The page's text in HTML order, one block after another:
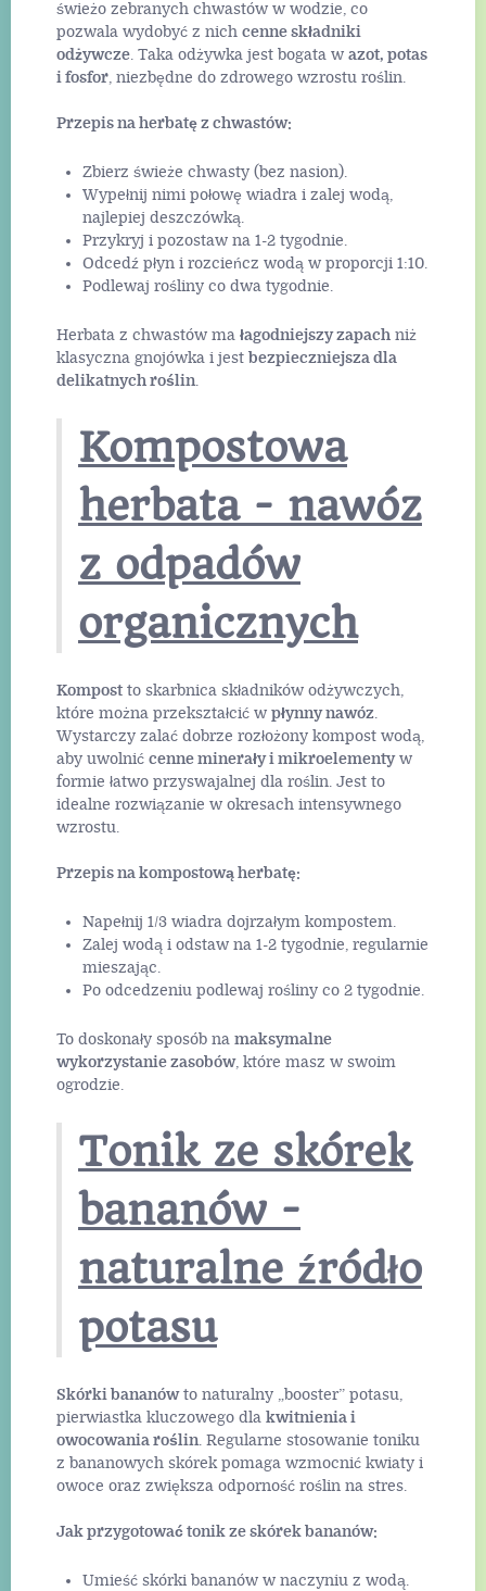
świeżo zebranych chwastów w wodzie, co
pozwala wydobyć z nich cenne składniki
odżywcze. Taka odżywka jest bogata w azot, potas
i fosfor, niezbędne do zdrowego wzrostu roślin.
Przepis na herbatę z chwastów:
Zbierz świeże chwasty (bez nasion).
Wypełnij nimi połowę wiadra i zalej wodą,
najlepiej deszczówką.
Przykryj i pozostaw na 1-2 tygodnie.
Odcedź płyn i rozcieńcz wodą w proporcji 1:10.
Podlewaj rośliny co dwa tygodnie.
Herbata z chwastów ma łagodniejszy zapach niż
klasyczna gnojówka i jest bezpieczniejsza dla
delikatnych roślin.
Kompostowa
herbata - nawóz
z odpadów
organicznych
Kompost to skarbnica składników odżywczych,
które można przekształcić w płynny nawóz.
Wystarczy zalać dobrze rozłożony kompost wodą,
aby uwolnić cenne minerały i mikroelementyw
formie łatwo przyswajalnej dla roślin. Jest to
idealne rozwiązanie w okresach intensywnego
wzrostu.
Przepis na kompostową herbatę:
Napełnij 1/3 wiadra dojrzałym kompostem.
Zalej wodą i odstaw na 1-2 tygodnie, regularnie
mieszając.
Po odcedzeniu podlewaj rośliny co 2 tygodnie.
To doskonały sposób na maksymalne
wykorzystanie zasobów, które masz w swoim
ogrodzie.
Tonik ze skórek
bananów -
naturalne źródło
potasu
Skórki bananówto naturalny „booster” potasu,
pierwiastka kluczowego dla kwitnienia i
owocowania roślin. Regularne stosowanie toniku
z bananowych skórek pomaga wzmocnić kwiaty i
owoce oraz zwiększa odporność roślin na stres.
Jak przygotować tonik ze skórek bananów:
Umieść skórki bananów w naczyniu z wodą.